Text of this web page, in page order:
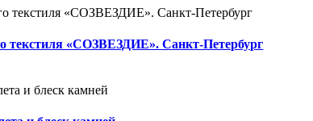
текстиля «СОЗВЕЗДИЕ». Санкт-Петербург